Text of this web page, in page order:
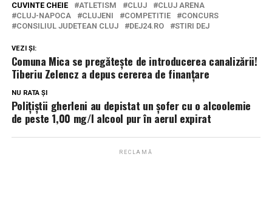
CUVINTE CHEIE ATLETISM CLUJ
CLUJ ARENA
CLUJ-NAPOCA
CLUJENI COMPETITIE
CONCURS
CONSILIUL JUDETEAN CLUJ
DEJ24.RO STIRI DEJ
VEZI ȘI:
Comuna Mica se pregătește de introducerea canalizării!
Tiberiu Zelencz a depus cererea de finanțare
NU RATA ȘI
Polițiștii gherleni au depistat un șofer cu o alcoolemie
de peste 1,00 mg/l alcool pur în aerul expirat
RECLAMĂ